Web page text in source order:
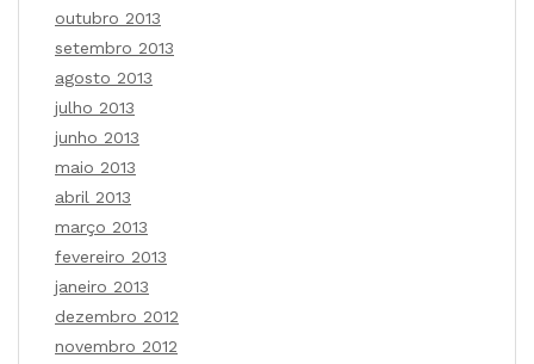
outubro 2013
setembro 2013
agosto 2013
julho 2013
junho 2013
maio 2013
abril 2013
março 2013
fevereiro 2013
janeiro 2013
dezembro 2012
novembro 2012